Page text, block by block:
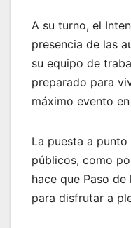
A su turno, el
presencia de las
su equipo de
preparado para
máximo evento
La puesta a
públicos, como
hace que Paso
para disfrutar a